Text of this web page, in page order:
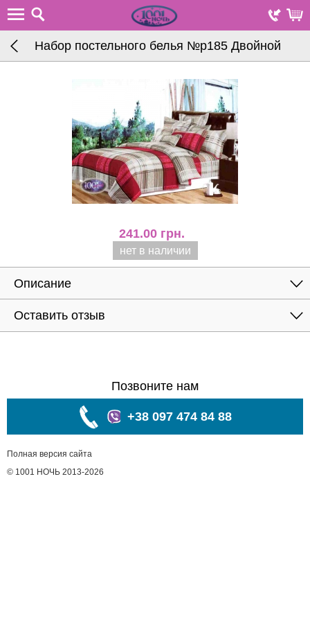
Набор постельного белья №р185 Двойной
241.00 грн.
нет в наличии
Описание
Оставить отзыв
Позвоните нам
+38 097 474 84 88
Полная версия сайта
© 1001 НОЧЬ 2013-2026